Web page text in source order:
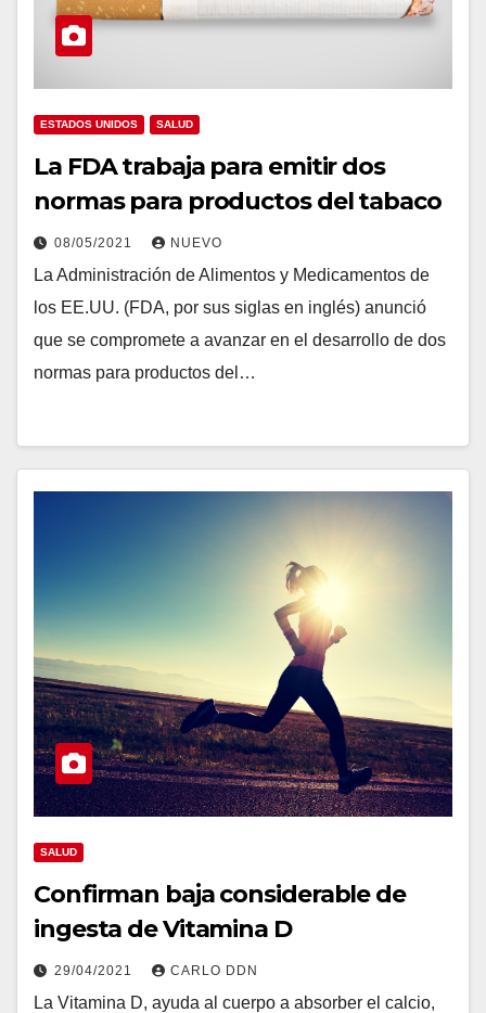
ESTADOS UNIDOS SALUD
La FDA trabaja para emitir dos
normas para productos del tabaco
08/05/2021 NUEVO
La Administración de Alimentos y Medicamentos de
los EE.UU. (FDA, por sus siglas en inglés) anunció
que se compromete a avanzar en el desarrollo de dos
normas para productos del…
SALUD
Confirman baja considerable de
ingesta de Vitamina D
29/04/2021 CARLO DDN
La Vitamina D, ayuda al cuerpo a absorber el calcio,